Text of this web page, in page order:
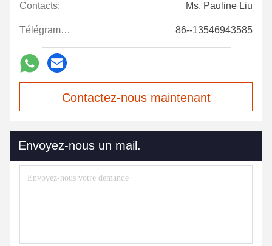
Contacts: Ms. Pauline Liu
Télégramme: 86--13546943585
Contactez-nous maintenant
Envoyez-nous un mail.